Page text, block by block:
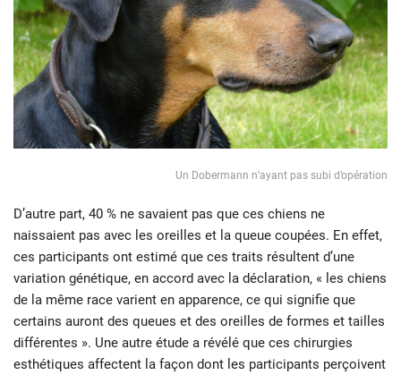
Un Dobermann n’ayant pas subi d’opération
D’autre part, 40 % ne savaient pas que ces chiens ne
naissaient pas avec les oreilles et la queue coupées. En effet,
ces participants ont estimé que ces traits résultent d’une
variation génétique, en accord avec la déclaration, « les chiens
de la même race varient en apparence, ce qui signifie que
certains auront des queues et des oreilles de formes et tailles
différentes ». Une autre étude a révélé que ces chirurgies
esthétiques affectent la façon dont les participants perçoivent